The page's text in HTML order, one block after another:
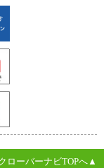
ローバーナビTOPへ▲